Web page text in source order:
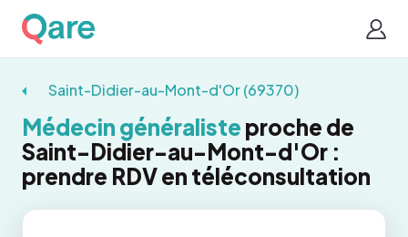
Saint-Didier-au-Mont-d'Or (69370)
Médecin généraliste proche de
Saint-Didier-au-Mont-d'Or :
prendre RDV en téléconsultation